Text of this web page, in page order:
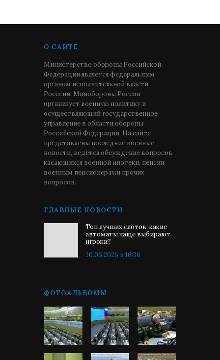
О САЙТЕ
Министерство обороны Российской
Федерации является федеральным
органом исполнительной власти
Росссии. Минобороны России
организует военную политику и
осуществляющий государственное
управление в области обороны
Российской Федерации. На сайте
представлены последние военные
новости, ведётся обсуждение вопросов,
касающихся военной ипотеки, пенсии
военным пенсионерами прочих
вопросов.
ГЛАВНЫЕ НОВОСТИ
Топ лучших слотов: какие
автоматы чаще выбирают
игроки?
30.06.2026 в 16:36
ФОТОАЛЬБОМЫ